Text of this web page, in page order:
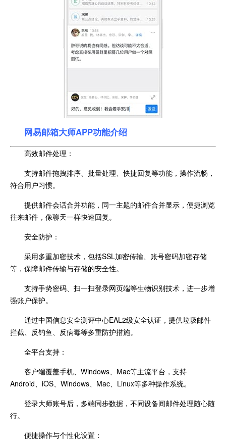
网易邮箱大师APP功能介绍
高效邮件处理：
支持邮件拖拽排序、批量处理、快捷回复等功能，操作流畅，
符合用户习惯。
提供邮件会话合并功能，同一主题的邮件合并显示，便捷浏览
往来邮件，像聊天一样快速回复。
安全防护：
采用多重加密技术，包括SSL加密传输、账号密码加密存储
等，保障邮件传输与存储的安全性。
支持手势密码、扫一扫登录网页端等生物识别技术，进一步增
强账户保护。
通过中国信息安全测评中心EAL2级安全认证，提供垃圾邮件
拦截、反钓鱼、反病毒等多重防护措施。
全平台支持：
客户端覆盖手机、Windows、Mac等主流平台，支持
Android、iOS、Windows、Mac、Linux等多种操作系统。
登录大师账号后，多端同步数据，不同设备间邮件处理随心随
行。
便捷操作与个性化设置：